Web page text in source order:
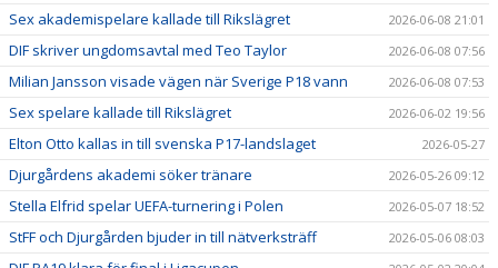
Sex akademispelare kallade till Rikslägret 2026-06-08 21:01
DIF skriver ungdomsavtal med Teo Taylor 2026-06-08 07:56
Milian Jansson visade vägen när Sverige P18 vann 2026-06-08 07:53
Sex spelare kallade till Rikslägret 2026-06-02 19:56
Elton Otto kallas in till svenska P17-landslaget 2026-05-27
Djurgårdens akademi söker tränare 2026-05-26 09:12
Stella Elfrid spelar UEFA-turnering i Polen 2026-05-07 18:52
StFF och Djurgården bjuder in till nätverksträff 2026-05-06 08:03